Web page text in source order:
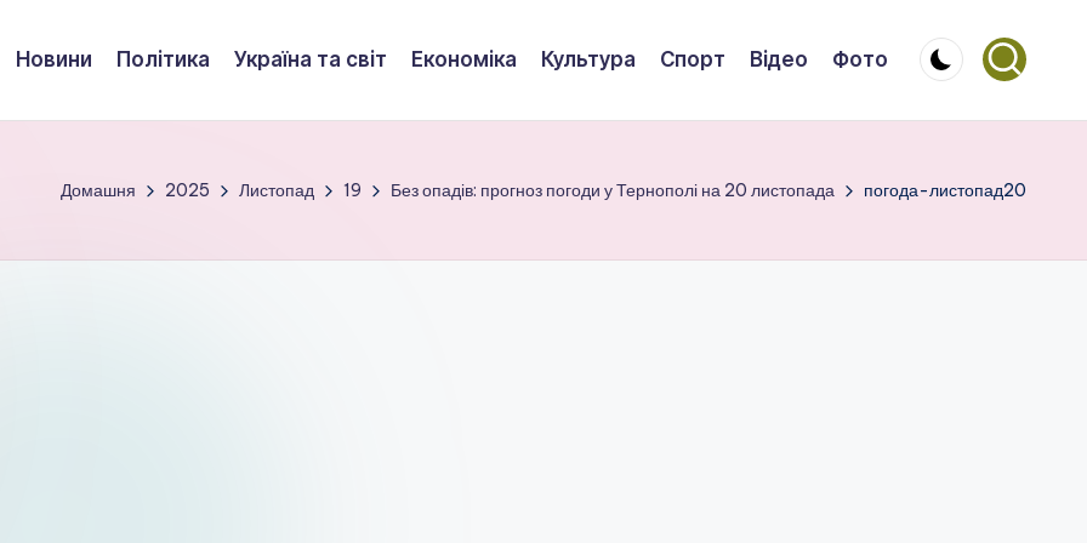
Новини Політика Україна та світ Економіка Культура Спорт Відео Фото
Домашня 2025 Листопад 19 Без опадів: прогноз погоди у Тернополі на 20 листопада погода-листопад20